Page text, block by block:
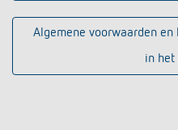
Referenties
Apps van Theben
Verkoop in Belgie
Verkoop-
Algemene voorwaarden en
in het